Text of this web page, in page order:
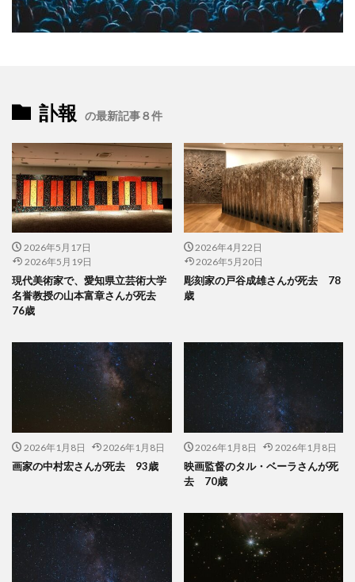
訃報 の最新記事８件
2026年5月17日
2026年5月19日
現代美術家で、愛知県立芸術大学
名誉教授の山本富章さんが死去
76歳
2026年4月22日
2026年5月20日
彫刻家の戸谷成雄さんが死去 78
歳
2026年1月8日 2026年1月8日
画家の中村宏さんが死去 93歳
2026年1月8日 2026年1月8日
映画監督のタル・ベーラさんが死
去 70歳